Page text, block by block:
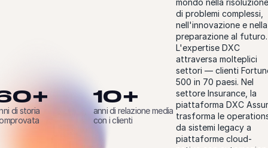
di storia
10+
anni di relazione media
con i clienti
mondo nella risoluzione
di problemi complessi,
nell'innovazione e nella
preparazione al futuro.
L'expertise DXC
attraversa molteplici
settori — clienti
500 in 70 paesi. Nel
settore Insurance, la
piattaforma DXC
trasforma le
da sistemi legacy a
piattaforme cloud-